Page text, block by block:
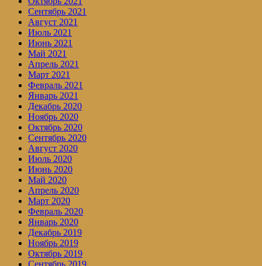
Сентябрь 2021
Август 2021
Июль 2021
Июнь 2021
Май 2021
Апрель 2021
Март 2021
Февраль 2021
Январь 2021
Декабрь 2020
Ноябрь 2020
Октябрь 2020
Сентябрь 2020
Август 2020
Июль 2020
Июнь 2020
Май 2020
Апрель 2020
Март 2020
Февраль 2020
Январь 2020
Декабрь 2019
Ноябрь 2019
Октябрь 2019
Сентябрь 2019